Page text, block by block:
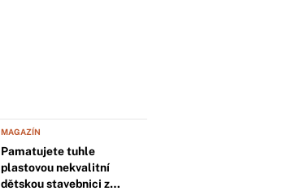
MAGAZÍN
Pamatujete tuhle
plastovou nekvalitní
dětskou stavebnici z…